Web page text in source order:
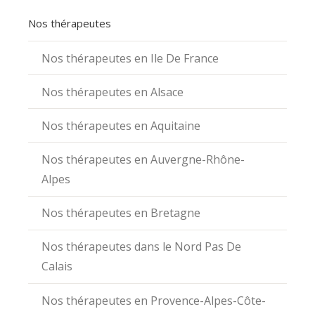
Nos thérapeutes
Nos thérapeutes en Ile De France
Nos thérapeutes en Alsace
Nos thérapeutes en Aquitaine
Nos thérapeutes en Auvergne-Rhône-
Alpes
Nos thérapeutes en Bretagne
Nos thérapeutes dans le Nord Pas De
Calais
Nos thérapeutes en Provence-Alpes-Côte-